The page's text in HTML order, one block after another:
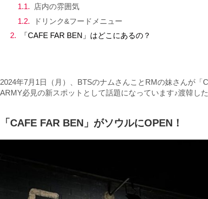
店内の雰囲気
ドリンク&フードメニュー
「CAFE FAR BEN」はどこにあるの？
2024年7月1日（月）、BTSのナムさんことRMの妹さんが「
ARMY必見の新スポットとして話題になっています♪渡韓し
「CAFE FAR BEN」がソウルにOPEN！